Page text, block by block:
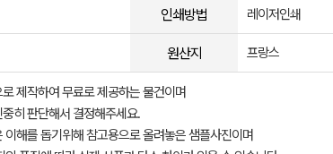
인쇄방법 레이저인쇄
원산지 프랑스
제작하여 무료로 제공하는 물건이며
히 판단해서 결정해주세요.
해를 돕기위해 참고용으로 올려놓은 샘플사진이며